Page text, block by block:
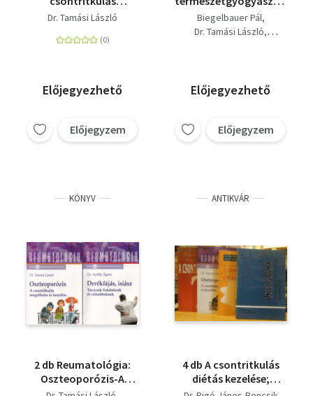
megelőzése és
Dr. Tamási László
Előjegyezhető
Előjegyzem
Gyógyító illatok
+Oszteoporózis
Biegelbauer Pál
Dr. Tamási László
Előjegyezhető
Előjegyzem
KÖNYV
2 db Reumatológia:
Oszteoporózis-A
csontritkulás
ANTIKVÁR
4 db A csontritkulás
diétás kezelése;
Hogyan gyógyítható